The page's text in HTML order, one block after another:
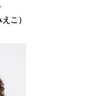
こ）